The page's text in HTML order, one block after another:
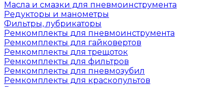
Масла и смазки для пневмоинструмента
Редукторы и манометры
Фильтры, лубрикаторы
Ремкомплекты для пневмоинструмента
Ремкомплекты для гайковертов
Ремкомплекты для трещоток
Ремкомплекты для фильтров
Ремкомплекты для пневмозубил
Ремкомплекты для краскопультов